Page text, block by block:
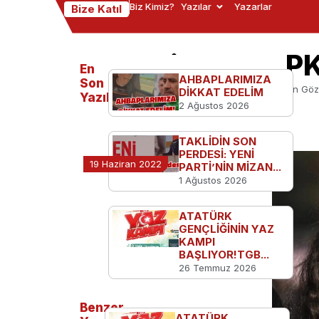
Bize Katıl Biz Kimiz? Yazılar Yazarlar
TGB: Fincancı,
Ana Sayfa TGB'den TGB: Fincancı, PKK’nın
19 Haziran 2022
En
Son
Yazılanlar
AHBAPLARIMIZA
DİKKAT EDELİM
2 Ağustos 2026
TAKLİDİN SON
PERDESİ: YENİ
PARTİ’NİN MİZAN...
1 Ağustos 2026
ATATÜRK
GENÇLİĞİNİN YAZ
KAMPI
BAŞLIYOR!TGB...
26 Temmuz 2026
Benzer